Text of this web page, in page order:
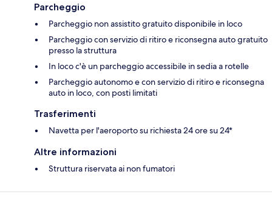
Parcheggio
Parcheggio non assistito gratuito disponibile in loco
Parcheggio con servizio di ritiro e riconsegna auto gratuito
presso la struttura
In loco c'è un parcheggio accessibile in sedia a rotelle
Parcheggio autonomo e con servizio di ritiro e riconsegna
auto in loco, con posti limitati
Trasferimenti
Navetta per l'aeroporto su richiesta 24 ore su 24*
Altre informazioni
Struttura riservata ai non fumatori